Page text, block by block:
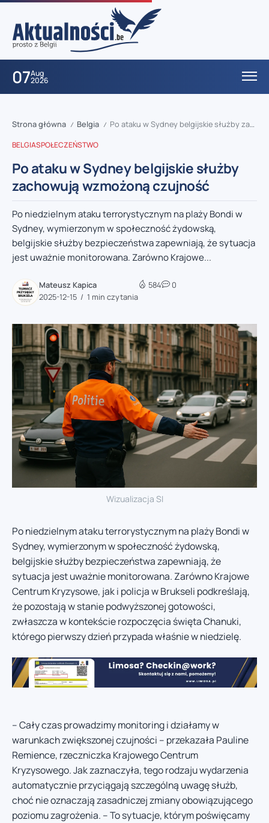
07Aug
2026
Strona główna / Belgia / Po ataku w Sydney belgijskie służby zachowują wzmożoną czujność
BELGIASPOŁECZEŃSTWO
Po ataku w Sydney belgijskie służby
zachowują wzmożoną czujność
Po niedzielnym ataku terrorystycznym na plaży Bondi w
Sydney, wymierzonym w społeczność żydowską,
belgijskie służby bezpieczeństwa zapewniają, że sytuacja
jest uważnie monitorowana. Zarówno Krajowe...
Mateusz Kapica
2025-12-15
1 min czytania
584 0
Wizualizacja SI
Po niedzielnym ataku terrorystycznym na plaży Bondi w
Sydney, wymierzonym w społeczność żydowską,
belgijskie służby bezpieczeństwa zapewniają, że
sytuacja jest uważnie monitorowana. Zarówno Krajowe
Centrum Kryzysowe, jak i policja w Brukseli podkreślają,
że pozostają w stanie podwyższonej gotowości,
zwłaszcza w kontekście rozpoczęcia święta Chanuki,
którego pierwszy dzień przypada właśnie w niedzielę.
– Cały czas prowadzimy monitoring i działamy w
warunkach zwiększonej czujności – przekazała Pauline
Remience, rzeczniczka Krajowego Centrum
Kryzysowego. Jak zaznaczyła, tego rodzaju wydarzenia
automatycznie przyciągają szczególną uwagę służb,
choć nie oznaczają zasadniczej zmiany obowiązującego
poziomu zagrożenia. – To sytuacje, którym poświęcamy